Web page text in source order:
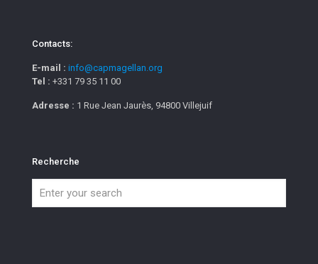
Contacts:
E-mail : info@capmagellan.org
Tel : +331 79 35 11 00
Adresse : 1 Rue Jean Jaurès, 94800 Villejuif
Recherche